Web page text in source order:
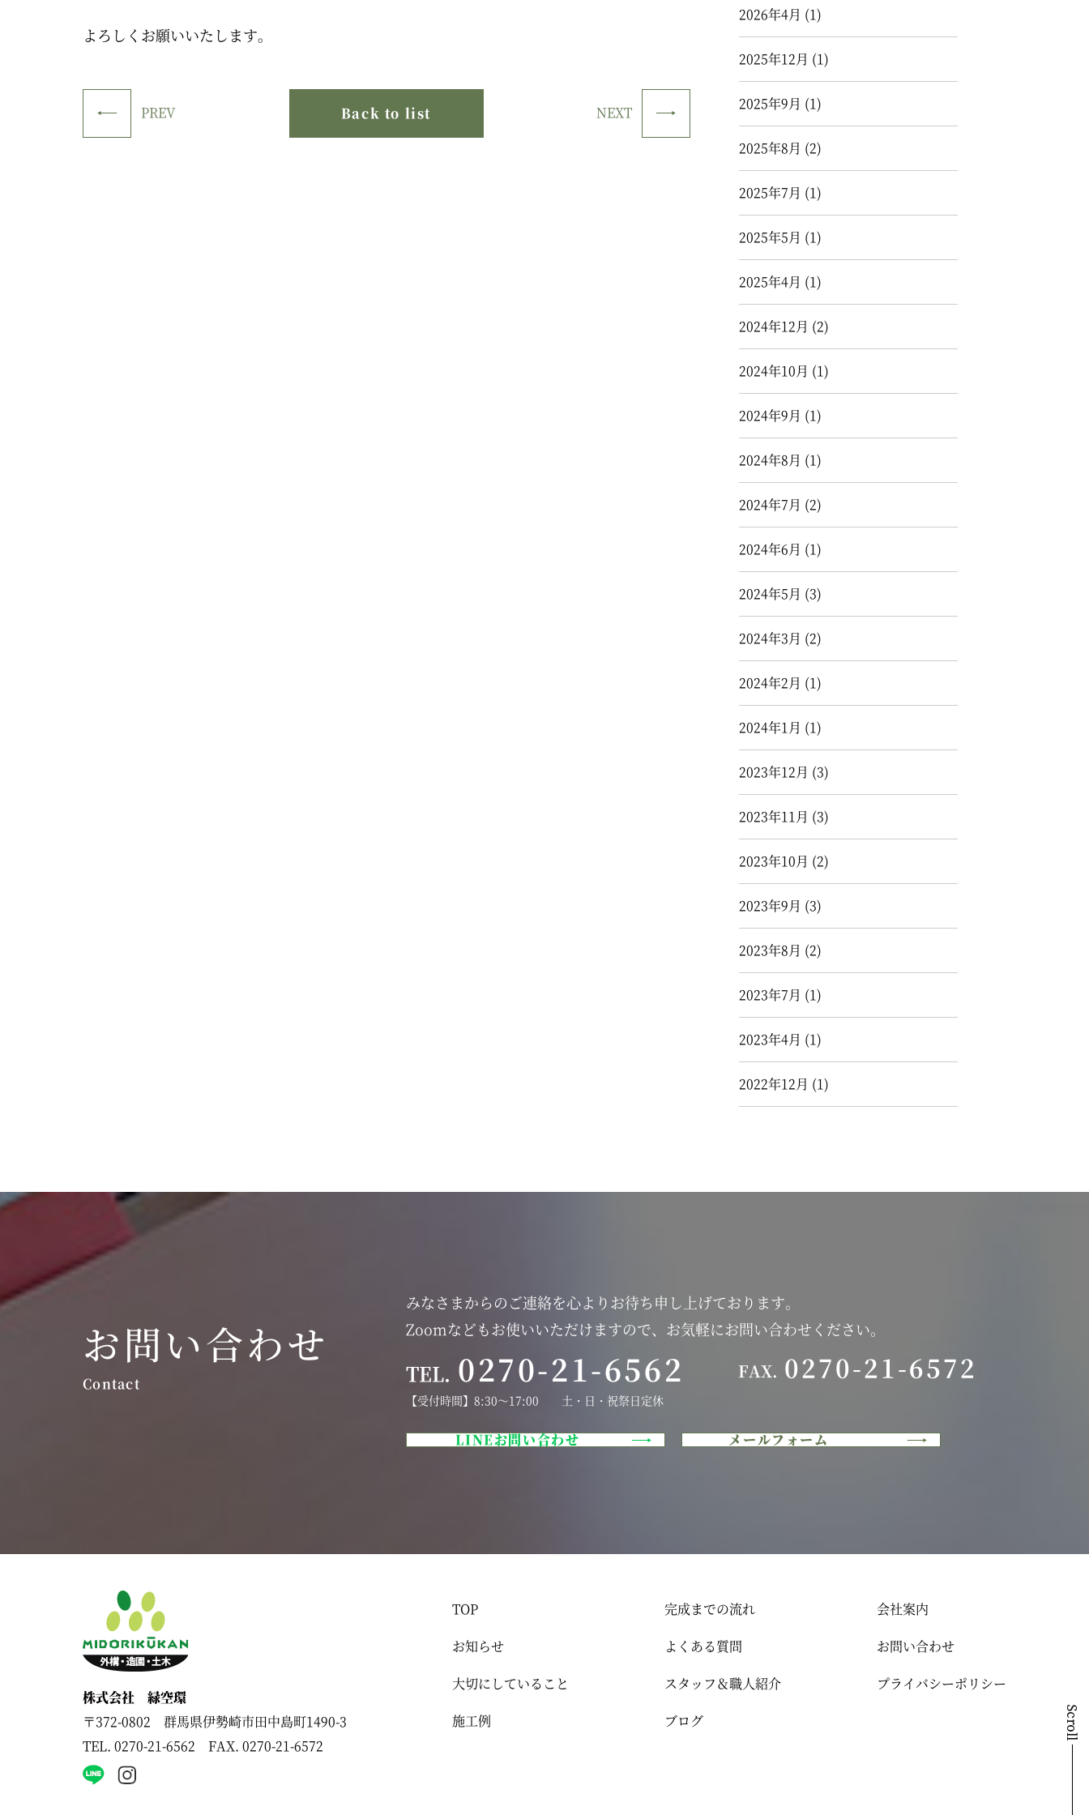
よろしくお願いいたします。
PREV Back to list NEXT
2026年4月 (1)
2025年12月 (1)
2025年9月 (1)
2025年8月 (2)
2025年7月 (1)
2025年5月 (1)
2025年4月 (1)
2024年12月 (2)
2024年10月 (1)
2024年9月 (1)
2024年8月 (1)
2024年7月 (2)
2024年6月 (1)
2024年5月 (3)
2024年3月 (2)
2024年2月 (1)
2024年1月 (1)
2023年12月 (3)
2023年11月 (3)
2023年10月 (2)
2023年9月 (3)
2023年8月 (2)
2023年7月 (1)
2023年4月 (1)
2022年12月 (1)
お問い合わせ
みなさまからのご連絡を心よりお待ち申し上げております。
Zoomなどもお使いいただけますので、お気軽にお問い合わせください。
TEL. 0270-21-6562
【受付時間】8:30～17:00 土・日・祝祭日定休
FAX. 0270-21-6572
LINEお問い合わせ メールフォーム
株式会社 緑空環
〒372-0802 群馬県伊勢崎市田中島町1490-3
TEL. 0270-21-6562 FAX. 0270-21-6572
TOP
お知らせ
大切にしていること
施工例
完成までの流れ
よくある質問
スタッフ＆職人紹介
ブログ
会社案内
お問い合わせ
プライバシーポリシー